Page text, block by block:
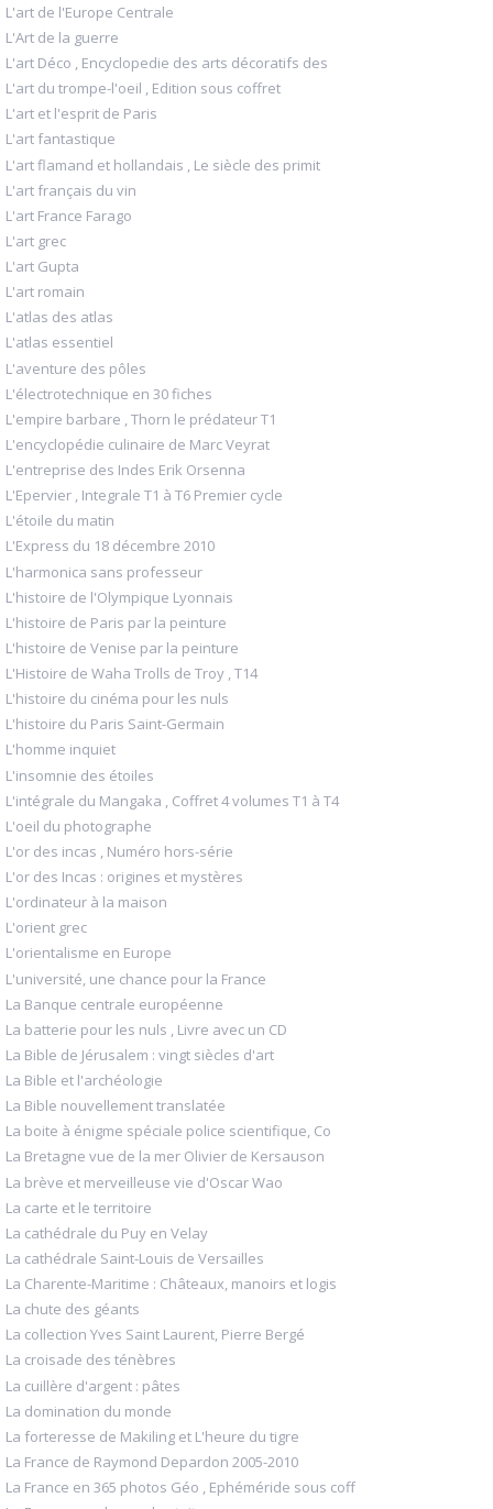
L'art de l'Europe Centrale
L'Art de la guerre
L'art Déco , Encyclopedie des arts décoratifs des
L'art du trompe-l'oeil , Edition sous coffret
L'art et l'esprit de Paris
L'art fantastique
L'art flamand et hollandais , Le siècle des primit
L'art français du vin
L'art France Farago
L'art grec
L'art Gupta
L'art romain
L'atlas des atlas
L'atlas essentiel
L'aventure des pôles
L'électrotechnique en 30 fiches
L'empire barbare , Thorn le prédateur T1
L'encyclopédie culinaire de Marc Veyrat
L'entreprise des Indes Erik Orsenna
L'Epervier , Integrale T1 à T6 Premier cycle
L'étoile du matin
L'Express du 18 décembre 2010
L'harmonica sans professeur
L'histoire de l'Olympique Lyonnais
L'histoire de Paris par la peinture
L'histoire de Venise par la peinture
L'Histoire de Waha Trolls de Troy , T14
L'histoire du cinéma pour les nuls
L'histoire du Paris Saint-Germain
L'homme inquiet
L'insomnie des étoiles
L'intégrale du Mangaka , Coffret 4 volumes T1 à T4
L'oeil du photographe
L'or des incas , Numéro hors-série
L'or des Incas : origines et mystères
L'ordinateur à la maison
L'orient grec
L'orientalisme en Europe
L'université, une chance pour la France
La Banque centrale européenne
La batterie pour les nuls , Livre avec un CD
La Bible de Jérusalem : vingt siècles d'art
La Bible et l'archéologie
La Bible nouvellement translatée
La boite à énigme spéciale police scientifique, Co
La Bretagne vue de la mer Olivier de Kersauson
La brève et merveilleuse vie d'Oscar Wao
La carte et le territoire
La cathédrale du Puy en Velay
La cathédrale Saint-Louis de Versailles
La Charente-Maritime : Châteaux, manoirs et logis
La chute des géants
La collection Yves Saint Laurent, Pierre Bergé
La croisade des ténèbres
La cuillère d'argent : pâtes
La domination du monde
La forteresse de Makiling et L'heure du tigre
La France de Raymond Depardon 2005-2010
La France en 365 photos Géo , Ephéméride sous coff